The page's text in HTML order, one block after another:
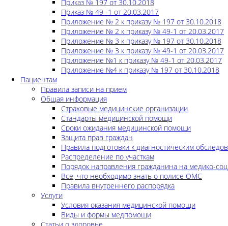
Приказ № 197 от 30.10.2018
Приказ № 49 -1 от 20.03.2017
Приложение № 2 к приказу № 197 от 30.10.2018
Приложение № 2 к приказу № 49-1 от 20.03.2017
Приложение № 3 к приказу № 197 от 30.10.2018
Приложение № 3 к приказу № 49-1 от 20.03.2017
Приложение №1 к приказу № 49-1 от 20.03.2017
Приложение №4 к приказу № 197 от 30.10.2018
Пациентам
Правила записи на прием
Общая информация
Страховые медицинские организации
Стандарты медицинской помощи
Сроки ожидания медицинской помощи
Защита прав граждан
Правила подготовки к диагностическим
Распределение по участкам
Порядок направления гражданина на медико-
Все, что необходимо знать о полисе ОМС
Правила внутреннего распорядка
Услуги
Условия оказания медицинской помощи
Виды и формы медпомощи